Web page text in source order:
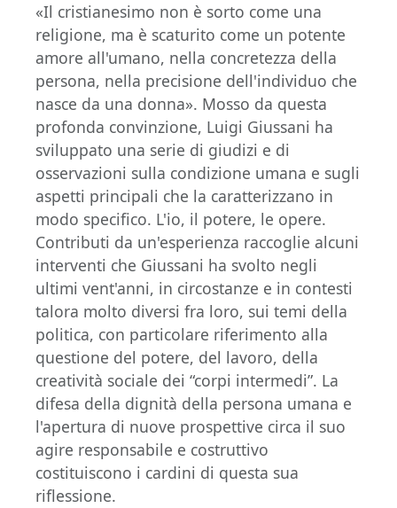
«Il cristianesimo non è sorto come una
religione, ma è scaturito come un potente
amore all'umano, nella concretezza della
persona, nella precisione dell'individuo che
nasce da una donna». Mosso da questa
profonda convinzione, Luigi Giussani ha
sviluppato una serie di giudizi e di
osservazioni sulla condizione umana e sugli
aspetti principali che la caratterizzano in
modo specifico. L'io, il potere, le opere.
Contributi da un'esperienza raccoglie alcuni
interventi che Giussani ha svolto negli
ultimi vent'anni, in circostanze e in contesti
talora molto diversi fra loro, sui temi della
politica, con particolare riferimento alla
questione del potere, del lavoro, della
creatività sociale dei “corpi intermedi”. La
difesa della dignità della persona umana e
l'apertura di nuove prospettive circa il suo
agire responsabile e costruttivo
costituiscono i cardini di questa sua
riflessione.